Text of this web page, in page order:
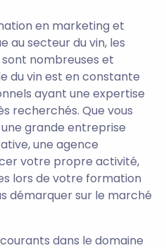
en marketing et
au secteur du vin, les
nombreuses et
du vin est en constante
ayant une expertise
recherchés. Que vous
grande entreprise
une agence
votre propre activité,
lors de votre formation
démarquer sur le marché
dans le domaine